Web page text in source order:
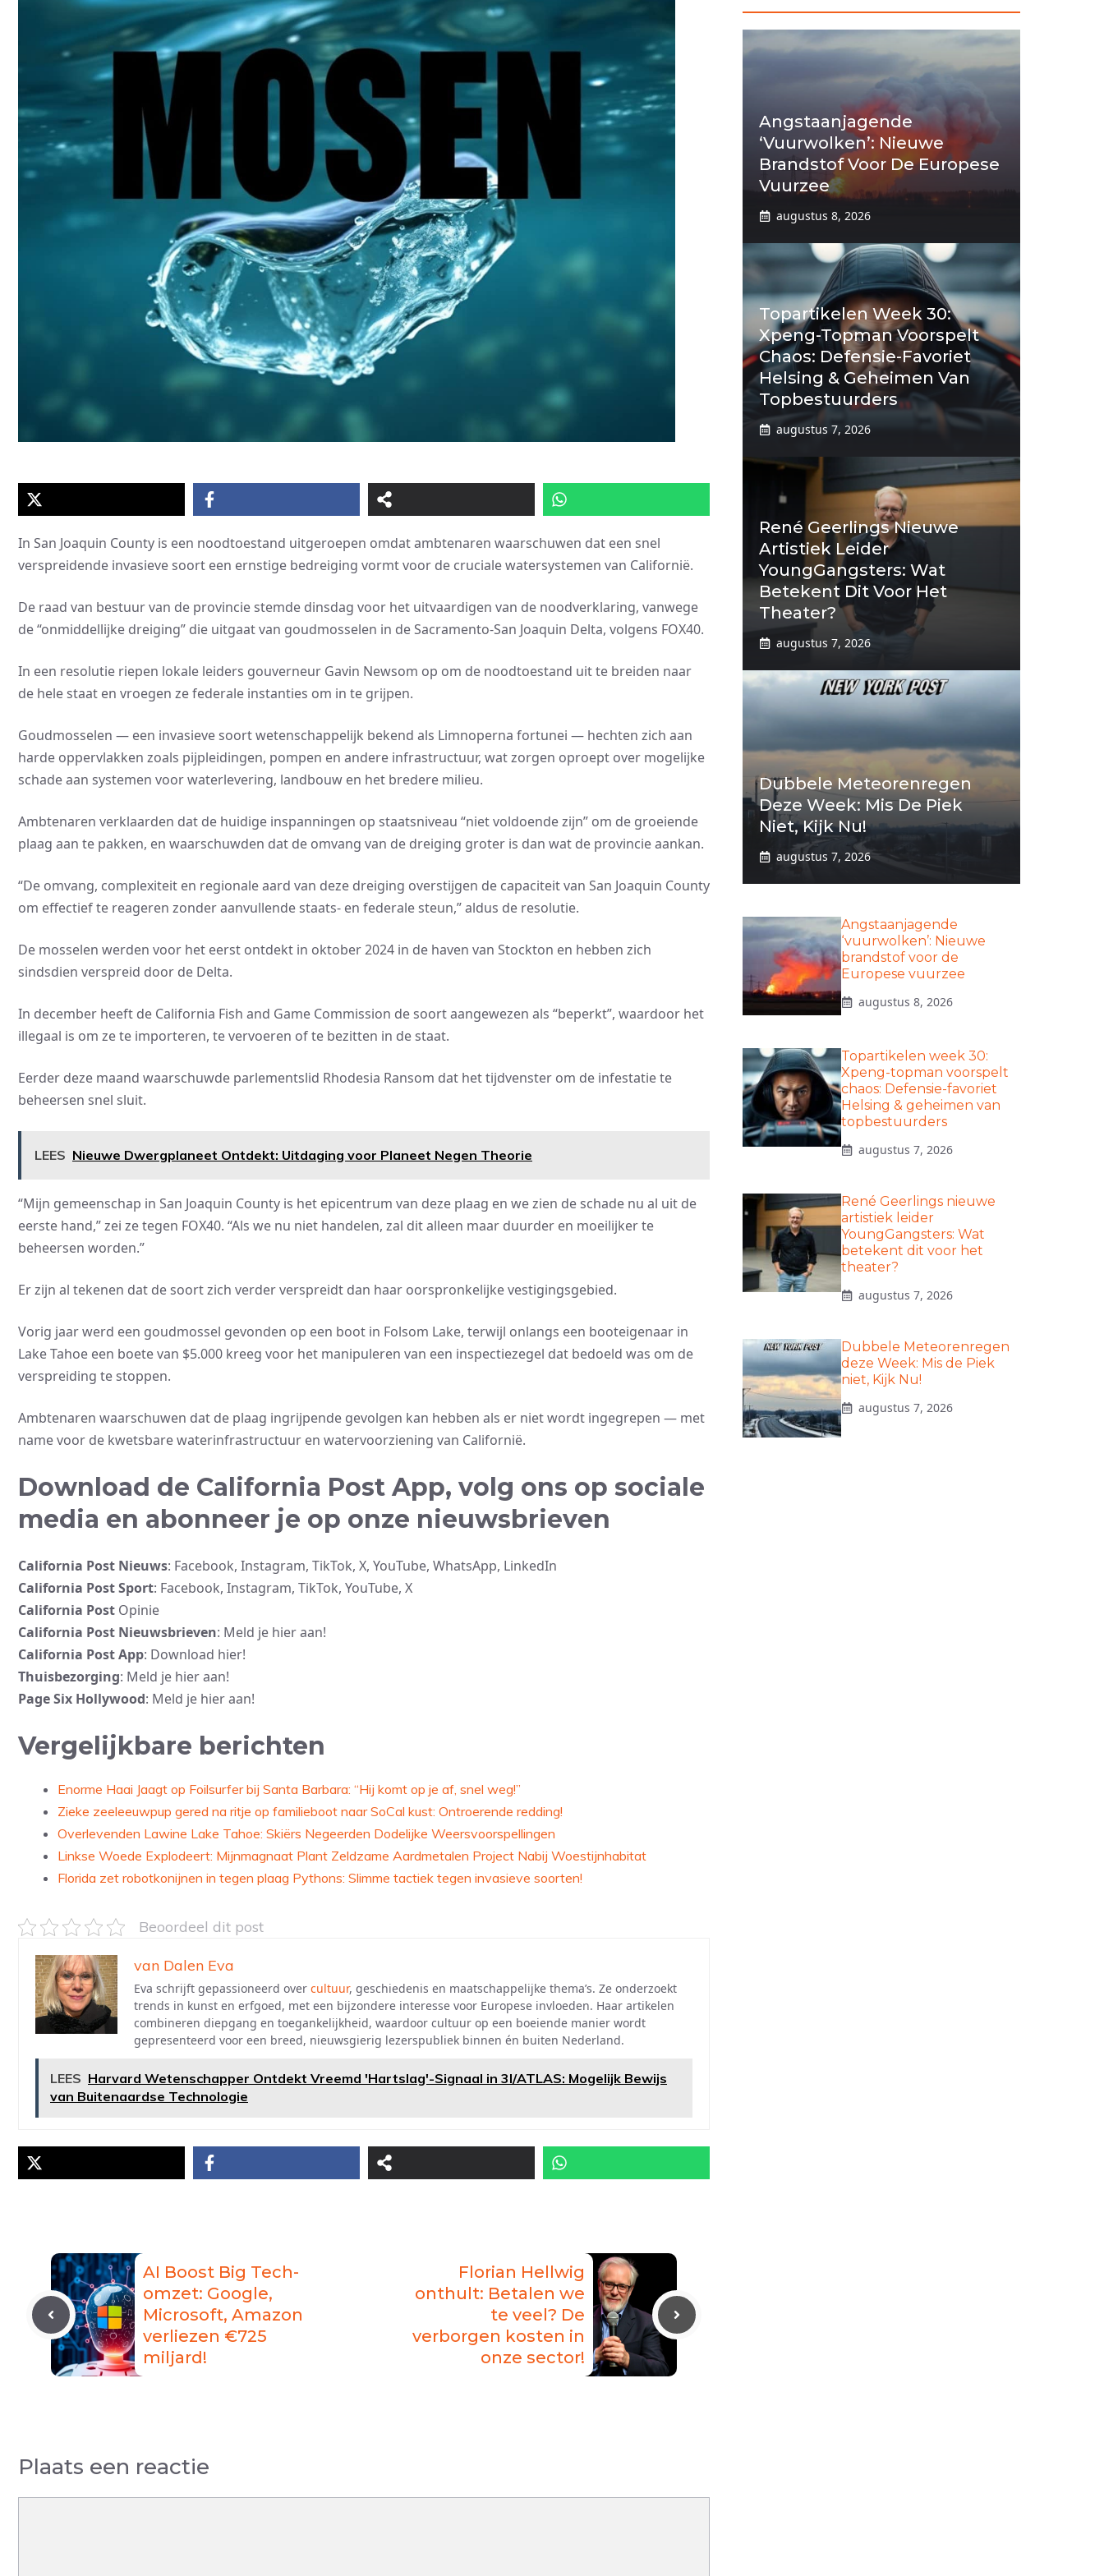
In San Joaquin County is een noodtoestand uitgeroepen omdat ambtenaren waarschuwen dat een snel
verspreidende invasieve soort een ernstige bedreiging vormt voor de cruciale watersystemen van Californië.
De raad van bestuur van de provincie stemde dinsdag voor het uitvaardigen van de noodverklaring, vanwege
de “onmiddellijke dreiging” die uitgaat van goudmosselen in de Sacramento-San Joaquin Delta, volgens FOX40.
In een resolutie riepen lokale leiders gouverneur Gavin Newsom op om de noodtoestand uit te breiden naar
de hele staat en vroegen ze federale instanties om in te grijpen.
Goudmosselen — een invasieve soort wetenschappelijk bekend als Limnoperna fortunei — hechten zich aan
harde oppervlakken zoals pijpleidingen, pompen en andere infrastructuur, wat zorgen oproept over mogelijke
schade aan systemen voor waterlevering, landbouw en het bredere milieu.
Ambtenaren verklaarden dat de huidige inspanningen op staatsniveau “niet voldoende zijn” om de groeiende
plaag aan te pakken, en waarschuwden dat de omvang van de dreiging groter is dan wat de provincie aankan.
“De omvang, complexiteit en regionale aard van deze dreiging overstijgen de capaciteit van San Joaquin County
om effectief te reageren zonder aanvullende staats- en federale steun,” aldus de resolutie.
De mosselen werden voor het eerst ontdekt in oktober 2024 in de haven van Stockton en hebben zich
sindsdien verspreid door de Delta.
In december heeft de California Fish and Game Commission de soort aangewezen als “beperkt”, waardoor het
illegaal is om ze te importeren, te vervoeren of te bezitten in de staat.
Eerder deze maand waarschuwde parlementslid Rhodesia Ransom dat het tijdvenster om de infestatie te
beheersen snel sluit.
LEES Nieuwe Dwergplaneet Ontdekt: Uitdaging voor Planeet Negen Theorie
“Mijn gemeenschap in San Joaquin County is het epicentrum van deze plaag en we zien de schade nu al uit de
eerste hand,” zei ze tegen FOX40. “Als we nu niet handelen, zal dit alleen maar duurder en moeilijker te
beheersen worden.”
Er zijn al tekenen dat de soort zich verder verspreidt dan haar oorspronkelijke vestigingsgebied.
Vorig jaar werd een goudmossel gevonden op een boot in Folsom Lake, terwijl onlangs een booteigenaar in
Lake Tahoe een boete van $5.000 kreeg voor het manipuleren van een inspectiezegel dat bedoeld was om de
verspreiding te stoppen.
Ambtenaren waarschuwen dat de plaag ingrijpende gevolgen kan hebben als er niet wordt ingegrepen — met
name voor de kwetsbare waterinfrastructuur en watervoorziening van Californië.
Download de California Post App, volg ons op sociale
media en abonneer je op onze nieuwsbrieven
California Post Nieuws: Facebook, Instagram, TikTok, X, YouTube, WhatsApp, LinkedIn
California Post Sport: Facebook, Instagram, TikTok, YouTube, X
California Post Opinie
California Post Nieuwsbrieven: Meld je hier aan!
California Post App: Download hier!
Thuisbezorging: Meld je hier aan!
Page Six Hollywood: Meld je hier aan!
Vergelijkbare berichten
Enorme Haai Jaagt op Foilsurfer bij Santa Barbara: “Hij komt op je af, snel weg!”
Zieke zeeleeuwpup gered na ritje op familieboot naar SoCal kust: Ontroerende redding!
Overlevenden Lawine Lake Tahoe: Skiërs Negeerden Dodelijke Weersvoorspellingen
Linkse Woede Explodeert: Mijnmagnaat Plant Zeldzame Aardmetalen Project Nabij Woestijnhabitat
Florida zet robotkonijnen in tegen plaag Pythons: Slimme tactiek tegen invasieve soorten!
Beoordeel dit post
van Dalen Eva
Eva schrijft gepassioneerd over cultuur, geschiedenis en maatschappelijke thema’s. Ze onderzoekt
trends in kunst en erfgoed, met een bijzondere interesse voor Europese invloeden. Haar artikelen
combineren diepgang en toegankelijkheid, waardoor cultuur op een boeiende manier wordt
gepresenteerd voor een breed, nieuwsgierig lezerspubliek binnen én buiten Nederland.
LEES Harvard Wetenschapper Ontdekt Vreemd 'Hartslag'-Signaal in 3I/ATLAS: Mogelijk Bewijs
van Buitenaardse Technologie
AI Boost Big Tech-
omzet: Google,
Microsoft, Amazon
verliezen €725
miljard!
Florian Hellwig
onthult: Betalen we
te veel? De
verborgen kosten in
onze sector!
Plaats een reactie
Angstaanjagende
‘vuurwolken’: Nieuwe
Brandstof Voor De Europese
Vuurzee
augustus 8, 2026
Topartikelen Week 30:
Xpeng-Topman Voorspelt
Chaos: Defensie-Favoriet
Helsing & Geheimen Van
Topbestuurders
augustus 7, 2026
René Geerlings Nieuwe
Artistiek Leider
YoungGangsters: Wat
Betekent Dit Voor Het
Theater?
augustus 7, 2026
Dubbele Meteorenregen
Deze Week: Mis De Piek
Niet, Kijk Nu!
augustus 7, 2026
Angstaanjagende
‘vuurwolken’: Nieuwe
brandstof voor de
Europese vuurzee
augustus 8, 2026
Topartikelen week 30:
Xpeng-topman voorspelt
chaos: Defensie-favoriet
Helsing & geheimen van
topbestuurders
augustus 7, 2026
René Geerlings nieuwe
artistiek leider
YoungGangsters: Wat
betekent dit voor het
theater?
augustus 7, 2026
Dubbele Meteorenregen
deze Week: Mis de Piek
niet, Kijk Nu!
augustus 7, 2026